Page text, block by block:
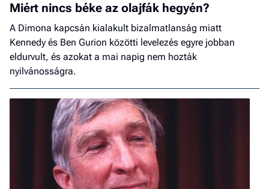
Miért nincs béke az olajfák hegyén?
A Dimona kapcsán kialakult bizalmatlanság miatt
Kennedy és Ben Gurion közötti levelezés egyre jobban
eldurvult, és azokat a mai napig nem hozták
nyilvánosságra.